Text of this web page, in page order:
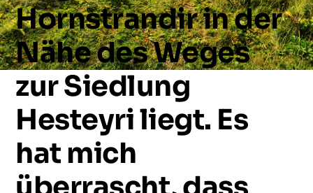
Hornstrandirinder
NähedesWeges
zurSiedlung
Hesteyriliegt. Es
hat mich